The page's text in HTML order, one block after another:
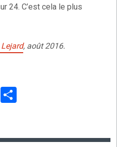
24. C’est cela le plus
, août 2016.
S
n